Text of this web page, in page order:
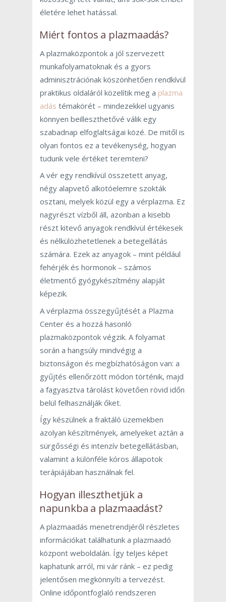
életére lehet hatással.
Miért fontos a plazmaadás?
A plazmaközpontok a jól szervezett
munkafolyamatoknak és a gyors
adminisztrációnak köszönhetően rendkívül
praktikus oldaláról közelítik meg a plazma
adás témakörét – mindezekkel ugyanis
könnyen beilleszthetővé válik egy
szabadnap elfoglaltságai közé. De mitől is
olyan fontos ez a tevékenység, hogyan
tudunk vele értéket teremteni?
A vér egy rendkívül összetett anyag,
négy alapvető alkotóelemre szokták
osztani, melyek közül egy a vérplazma. Ez
nagyrészt vízből áll, azonban a kisebb
részt kitevő anyagok rendkívül értékesek
és nélkülözhetetlenek a betegellátás
számára. Ezek az anyagok – mint például
fehérjék és hormonok – számos
életmentő gyógykészítmény alapját
képezik.
A vérplazma összegyűjtését a Plazma
Center és a hozzá hasonló
plazmaközpontok végzik. A folyamat
során a hangsúly mindvégig a
biztonságon és megbízhatóságon van: a
gyűjtés ellenőrzött módon történik, majd
a fagyasztva tárolást követően rövid időn
belül felhasználják őket.
Így készülnek a fraktáló üzemekben
azolyan készítmények, amelyeket aztán a
sürgősségi és intenzív betegellátásban,
valamint a különféle kóros állapotok
terápiájában használnak fel.
Hogyan illeszthetjük a
napunkba a plazmaadást?
A plazmaadás menetrendjéről részletes
információkat találhatunk a plazmaadó
központ weboldalán. Így teljes képet
kaphatunk arról, mi vár ránk – ez pedig
jelentősen megkönnyíti a tervezést.
Online időpontfoglaló rendszeren